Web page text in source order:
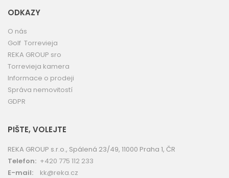
ODKAZY
O nás
Golf Torrevieja
REKA GROUP sro
Torrevieja kamera
Informace o prodeji
Správa nemovitostí
GDPR
PIŠTE, VOLEJTE
REKA GROUP s.r.o., Spálená 23/49, 11000 Praha 1, ČR
Telefon: +420 775 112 233
E-mail:
kk@reka.cz